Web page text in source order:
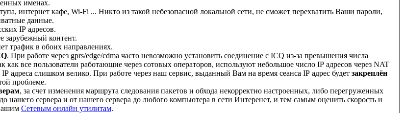
именах.
интернет кафе, Wi-Fi ... Никто из такой небезопасной локальной сети, не сможет перехватить Ваши пароли,
данные.
IР адресов.
зарубежный контент.
трафик в обоих направлениях.
. При работе через gprs/edge/cdma часто невозможно установить соединение с ICQ из-за превышения числа
все пользователи работающие через сотовых операторов, используют небольшое число IP адресов через NAT
адреса слишком велико. При работе через наш сервис, выданный Вам на время сеанса IP адрес будет закреплён
проблеме.
, за счет изменения маршрута следования пакетов и обхода некорректно настроенных, либо перегруженных
нашего сервера и от нашего сервера до любого компьютера в сети Интеренет, и тем самым оценить скорость и
Сетевым онлайн утилитам.